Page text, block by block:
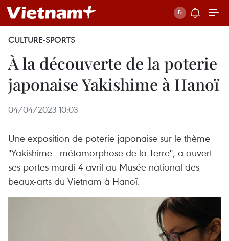
CULTURE-SPORTS
À la découverte de la poterie
japonaise Yakishime à Hanoï
04/04/2023 10:03
Une exposition de poterie japonaise sur le thème
"Yakishime - métamorphose de la Terre", a ouvert
ses portes mardi 4 avril au Musée national des
beaux-arts du Vietnam à Hanoï.